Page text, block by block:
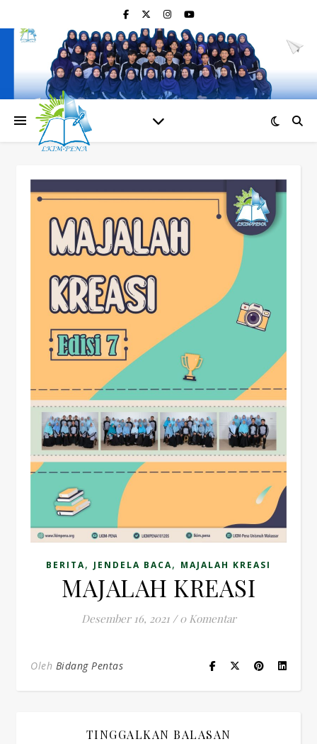
BERITA, JENDELA BACA, MAJALAH KREASI
MAJALAH KREASI
Desember 16, 2021 / 0 Komentar
Oleh Bidang Pentas
TINGGALKAN BALASAN